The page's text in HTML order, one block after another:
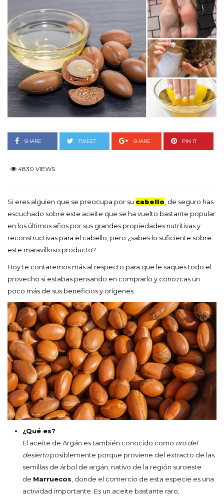
SHARE TWEET SHARE PIN IT
4830 VIEWS
Si eres alguien que se preocupa por su cabello , de seguro has
escuchado sobre este aceite que se ha vuelto bastante popular
en los últimos años por sus grandes propiedades nutritivas y
reconstructivas para el cabello, pero ¿sabes lo suficiente sobre
este maravilloso producto?
Hoy te contaremos más al respecto para que le saques todo el
provecho si estabas pensando en comprarlo y conozcas un
poco más de sus beneficios y orígenes.
¿Qué es?
El aceite de Argán es también conocido como oro del
desiertoposiblemente porque proviene del extracto de las
semillas de árbol de argán, nativo de la región suroeste
de Marruecos, donde el comercio de esta especie es una
actividad importante. Es un aceite bastante raro,